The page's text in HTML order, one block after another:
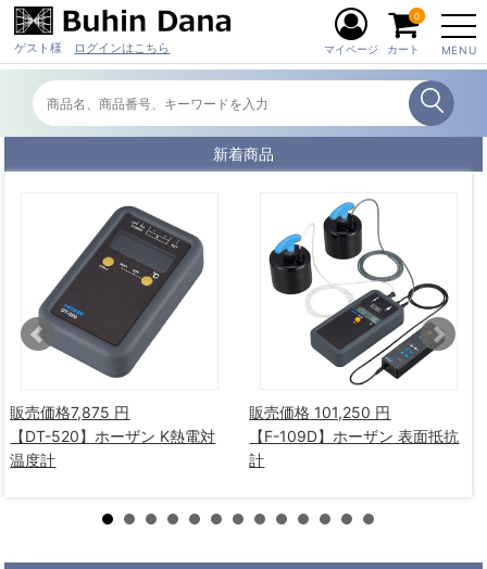
ゲスト様 ログインはこちら MENU
マイページ カート
0
新着商品
販売価格7,875 円
【DT-520】ホーザン K熱電対
温度計
販売価格 101,250 円
【F-109D】ホーザン 表面抵抗
計